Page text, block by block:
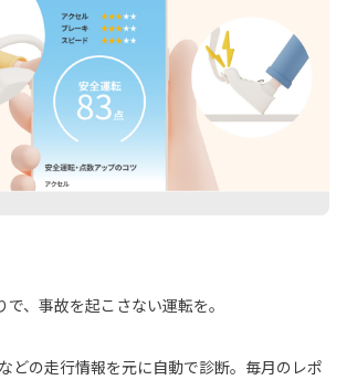
、事故を起こさない運転を。
どの走行情報を元に自動で診断。毎月のレポ